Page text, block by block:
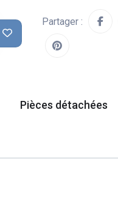
Partager :
Pièces détachées